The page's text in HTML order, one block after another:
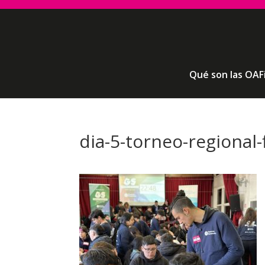
Qué son las
dia-5-torneo-